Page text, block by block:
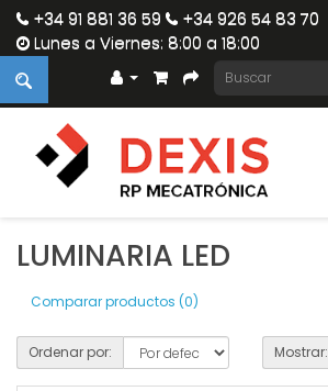
+34 91 881 36 59
+34 926 54 83 70
Lunes a Viernes: 8:00 a 18:00
LUMINARIA LED
Comparar productos (0)
Ordenar por: Mostrar: